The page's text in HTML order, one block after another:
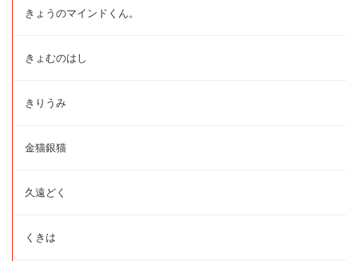
きょうのマインドくん。
きょむのはし
きりうみ
金猫銀猫
久遠どく
くきは